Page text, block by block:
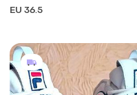
EU 36.5